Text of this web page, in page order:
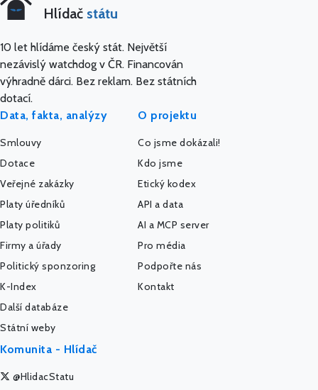
Hlídač státu
10 let hlídáme český stát. Největší
nezávislý watchdog v ČR. Financován
výhradně dárci. Bez reklam. Bez státních
dotací.
Data, fakta, analýzy
Smlouvy
Dotace
Veřejné zakázky
Platy úředníků
Platy politiků
Firmy a úřady
Politický sponzoring
K-Index
Další databáze
Státní weby
O projektu
Co jsme dokázali!
Kdo jsme
Etický kodex
API a data
AI a MCP server
Pro média
Podpořte nás
Kontakt
Komunita - Hlídač
@HlidacStatu